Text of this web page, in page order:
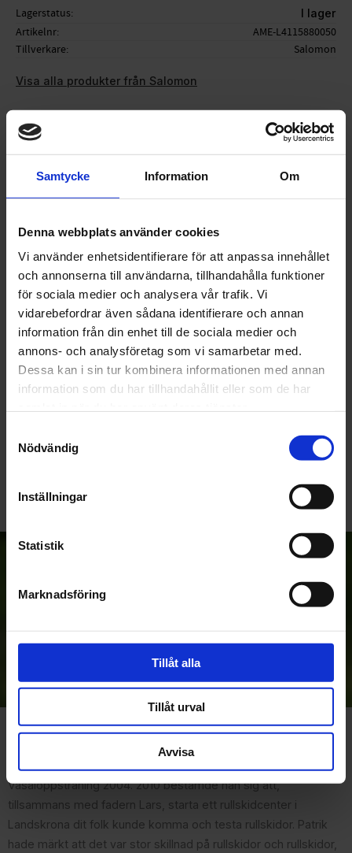
Samtycke Information Om
Denna webbplats använder cookies
Vi använder enhetsidentifierare för att anpassa innehållet
och annonserna till användarna, tillhandahålla funktioner
för sociala medier och analysera vår trafik. Vi
vidarebefordrar även sådana identifierare och annan
information från din enhet till de sociala medier och
annons- och analysföretag som vi samarbetar med.
Dessa kan i sin tur kombinera informationen med annan
information som du har tillhandahållit eller som de har
Nödvändig
Inställningar
Statistik
Marknadsföring
Tillåt alla
Tillåt urval
Avvisa
Lagerstatus I lager
Artikelnr
AME-L4115880050
Tillverkare
Salomon
Visa alla produkter från Salomon
OMDÖMEN
Du
Bli den första att lämna ett omdöme.
Dina personuppgifter behandlas i enlighet med vår
Om Rullskidcenter
Patrik fastnade för rullskidåkning i samband med sin
Vasaloppsträning 2004. 2010 bestämde han sig att,
tillsammans med fadern Lars, starta ett rullskidcenter i
Landskrona dit folk kunde komma och testa rullskidor. Patrik
hade märkt att det var stor skillnad på rullskidor och rullskidor,